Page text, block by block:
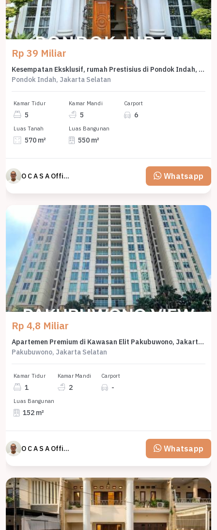
Rp 39 Miliar
Kesempatan Eksklusif, rumah Prestisius di Pondok Indah, Jakarta Selatan, LB 550m²
Pondok Indah, Jakarta Selatan
Kamar Tidur
5
Kamar Mandi
5
Carport
6
Luas Tanah
570 m²
Luas Bangunan
550 m²
O C A S A Official property perfected Whatsapp
Rp 4,8 Miliar
Apartemen Premium di Kawasan Elit Pakubuwono, Jakarta Selatan, Harga 4,8 Miliar
Pakubuwono, Jakarta Selatan
Kamar Tidur
1
Kamar Mandi
2
Carport
-
Luas Bangunan
152 m²
O C A S A Official property perfected Whatsapp